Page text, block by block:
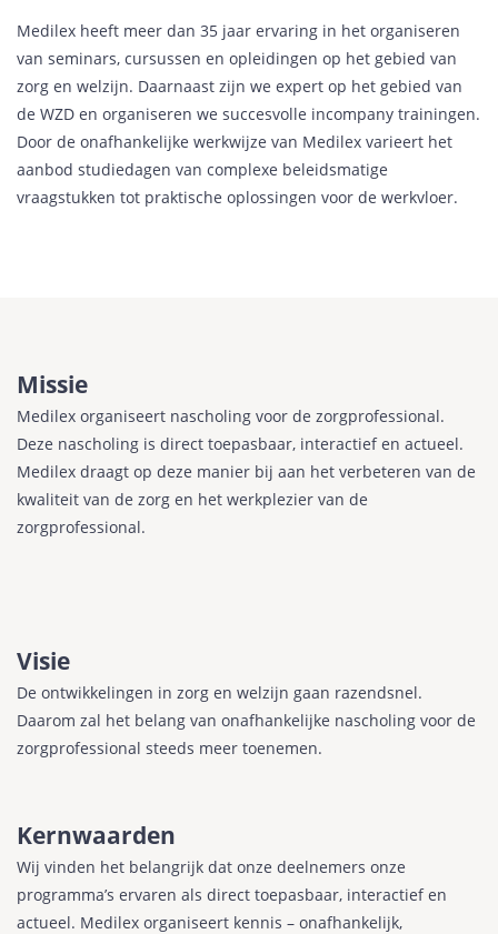
Medilex heeft meer dan 35 jaar ervaring in het organiseren
van seminars, cursussen en opleidingen op het gebied van
zorg en welzijn. Daarnaast zijn we expert op het gebied van
de WZD en organiseren we succesvolle incompany trainingen.
Door de onafhankelijke werkwijze van Medilex varieert het
aanbod studiedagen van complexe beleidsmatige
vraagstukken tot praktische oplossingen voor de werkvloer.
Missie
Medilex organiseert nascholing voor de zorgprofessional.
Deze nascholing is direct toepasbaar, interactief en actueel.
Medilex draagt op deze manier bij aan het verbeteren van de
kwaliteit van de zorg en het werkplezier van de
zorgprofessional.
Visie
De ontwikkelingen in zorg en welzijn gaan razendsnel.
Daarom zal het belang van onafhankelijke nascholing voor de
zorgprofessional steeds meer toenemen.
Kernwaarden
Wij vinden het belangrijk dat onze deelnemers onze
programma’s ervaren als direct toepasbaar, interactief en
actueel. Medilex organiseert kennis – onafhankelijk,